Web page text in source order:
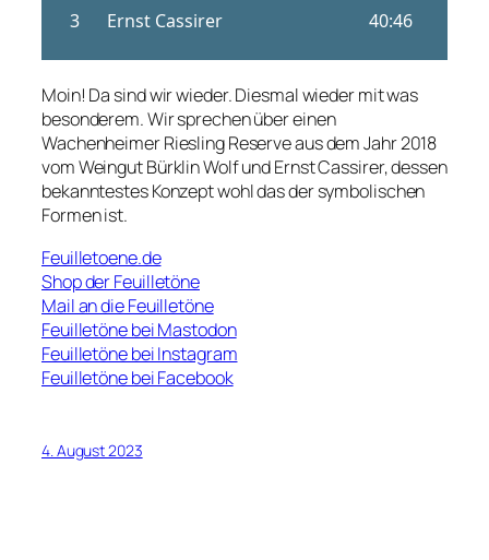
Moin! Da sind wir wieder. Diesmal wieder mit was
besonderem. Wir sprechen über einen
Wachenheimer Riesling Reserve aus dem Jahr 2018
vom Weingut Bürklin Wolf und Ernst Cassirer, dessen
bekanntestes Konzept wohl das der symbolischen
Formen ist.
Feuilletoene.de
Shop der Feuilletöne
Mail an die Feuilletöne
Feuilletöne bei Mastodon
Feuilletöne bei Instagram
Feuilletöne bei Facebook
4. August 2023